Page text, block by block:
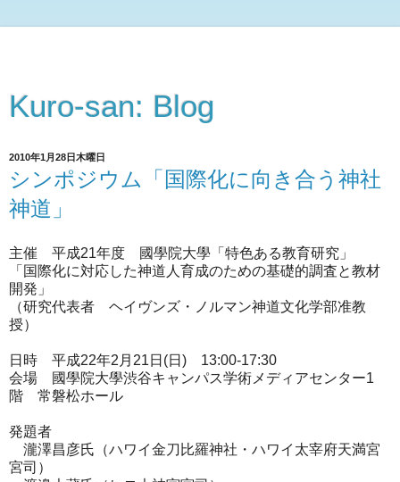
Kuro-san: Blog
2010年1月28日木曜日
シンポジウム「国際化に向き合う神社
神道」
主催 平成21年度 國學院大學「特色ある教育研究」
「国際化に対応した神道人育成のための基礎的調査と教材
開発」
（研究代表者 ヘイヴンズ・ノルマン神道文化学部准教
授）
日時 平成22年2月21日(日) 13:00-17:30
会場 國學院大學渋谷キャンパス学術メディアセンター1
階 常磐松ホール
発題者
瀧澤昌彦氏（ハワイ金刀比羅神社・ハワイ太宰府天満宮
宮司）